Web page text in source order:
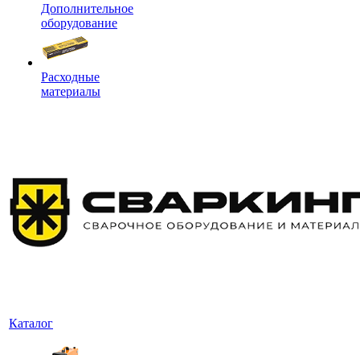
Дополнительное
оборудование
Расходные
материалы
Каталог